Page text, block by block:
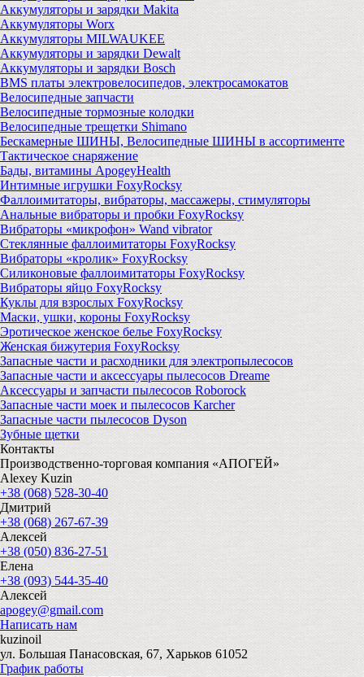
Аккумуляторы и зарядки Makita
Аккумуляторы Worx
Аккумуляторы MILWAUKEE
Аккумуляторы и зарядки Dewalt
Аккумуляторы и зарядки Bosch
BMS платы электровелосипедов, электросамокатов
Велосипедные запчасти
Велосипедные тормозные колодки
Велосипедные трещетки Shimano
Бескамерные ШИНЫ, Велосипедные ШИНЫ в ассортименте
Тактическое снаряжение
Бады, витамины ApogeyHealth
Интимные игрушки FoxyRocksy
Фаллоимитаторы, вибраторы, массажеры, стимуляторы
Анальные вибраторы и пробки FoxyRocksy
Вибраторы «микрофон» Wand vibrator
Стеклянные фаллоимитаторы FoxyRocksy
Вибраторы «кролик» FoxyRocksy
Силиконовые фаллоимитаторы FoxyRocksy
Вибраторы яйцо FoxyRocksy
Куклы для взрослых FoxyRocksy
Маски, ушки, короны FoxyRocksy
Эротическое женское белье FoxyRocksy
Женская бижутерия FoxyRocksy
Запасные части и расходники для электропылесосов
Запасные части и аксессуары пылесосов Dreame
Аксессуары и запчасти пылесосов Roborock
Запасные части моек и пылесосов Karcher
Запасные части пылесосов Dyson
Зубные щетки
Контакты
Производственно-торговая компания «АПОГЕЙ»
Alexey Kuzin
+38 (068) 528-30-40
Дмитрий
+38 (068) 267-67-39
Алексей
+38 (050) 836-27-51
Елена
+38 (093) 544-35-40
Алексей
apogey@gmail.com
Написать нам
kuzinoil
ул. Большая Панасовская, 67, Харьков 61052
График работы